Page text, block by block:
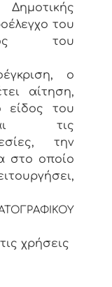
του
του
ο
αίτηση,
είδος του
τις
την
στο οποίο
χρήσεις